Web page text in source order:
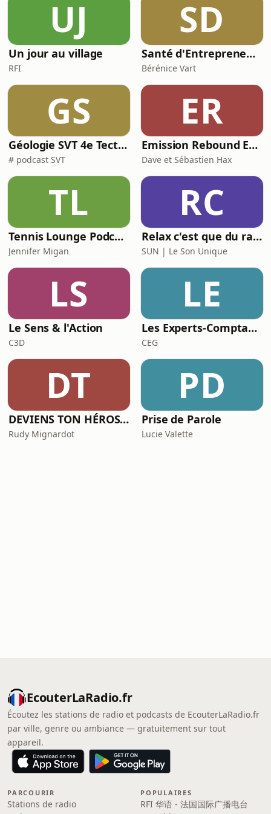
UJ
Un jour au village
RFI
SD
Santé d'Entrepreneurs
Bérénice Vart
GS
Géologie SVT 4e Tectonique des plaques
# podcast SVT
ER
Emission Rebound Edition- Les origines de la musique électronique- Le laboratoire Sonore
Dave et Sébastien Hax
TL
Tennis Lounge Podcast 🇬🇧/🇫🇷: Mental Performance, Insiders Interviews, The Stories that Shape(d) the Game
Jennifer Migan
RC
Relax c'est que du rap invite...
SUN | Le Son Unique
LS
Le Sens & l'Action
C3D
LE
Les Experts-Comptables de demain !
CEG
DT
DEVIENS TON HÉROS | Podcast entrepreneuriat, prise de parole et vidéo
Rudy Mignardot
PD
Prise de Parole
Lucie Valette
EcouterLaRadio.fr
Écoutez les stations de radio et podcasts de EcouterLaRadio.fr
par ville, genre ou ambiance — gratuitement sur tout
appareil.
PARCOURIR
Stations de radio
POPULAIRES
RFI 华语 - 法国国际广播电台